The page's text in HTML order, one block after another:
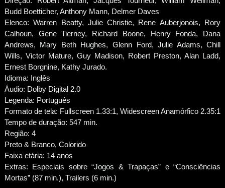
Budd Boetticher, Anthony Mann, Delmer Daves
Elenco: Warren Beatty, Julie Christie, Rene Auberjonois, Rory
Calhoun, Gene Tierney, Richard Boone, Henry Fonda, Dana
Andrews, Mary Beth Hughes, Glenn Ford, Julie Adams, Chill
Wills, Victor Mature, Guy Madison, Robert Preston, Alan Ladd,
Ernest Borgnine, Kathy Jurado.
Idioma: Inglês
Áudio: Dolby Digital 2.0
Legenda: Português
Formato de tela: Fullscreen 1.33:1, Widescreen Anamórfico 2.35:1
Tempo de duração: 547 min.
Região: 4
Preto & Branco, Colorido
Faixa etária: 14 anos
Extras: Especiais sobre “Jogos & Trapaças” e “Consciências
Mortas” (87 min.), Trailers (6 min.)